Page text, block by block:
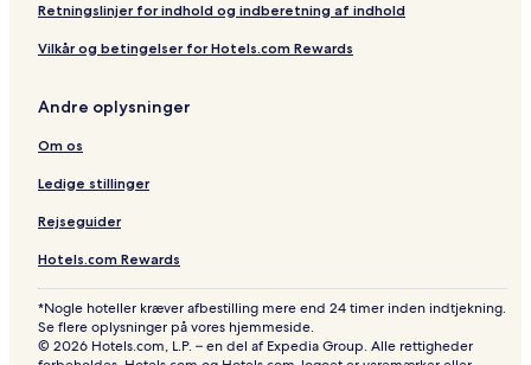
Retningslinjer for indhold og indberetning af indhold
Vilkår og betingelser for Hotels.com Rewards
Andre oplysninger
Om os
Ledige stillinger
Rejseguider
Hotels.com Rewards
*Nogle hoteller kræver afbestilling mere end 24 timer inden indtjekning.
Se flere oplysninger på vores hjemmeside.
© 2026 Hotels.com, L.P. – en del af Expedia Group. Alle rettigheder